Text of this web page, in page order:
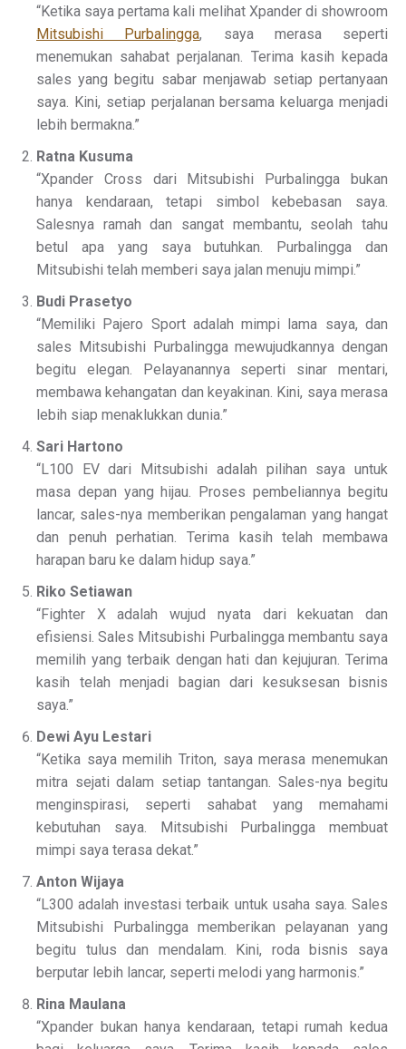
“Ketika saya pertama kali melihat Xpander di showroom
Mitsubishi Purbalingga, saya merasa seperti
menemukan sahabat perjalanan. Terima kasih kepada
sales yang begitu sabar menjawab setiap pertanyaan
saya. Kini, setiap perjalanan bersama keluarga menjadi
lebih bermakna.”
Ratna Kusuma
“Xpander Cross dari Mitsubishi Purbalingga bukan
hanya kendaraan, tetapi simbol kebebasan saya.
Salesnya ramah dan sangat membantu, seolah tahu
betul apa yang saya butuhkan. Purbalingga dan
Mitsubishi telah memberi saya jalan menuju mimpi.”
Budi Prasetyo
“Memiliki Pajero Sport adalah mimpi lama saya, dan
sales Mitsubishi Purbalingga mewujudkannya dengan
begitu elegan. Pelayanannya seperti sinar mentari,
membawa kehangatan dan keyakinan. Kini, saya merasa
lebih siap menaklukkan dunia.”
Sari Hartono
“L100 EV dari Mitsubishi adalah pilihan saya untuk
masa depan yang hijau. Proses pembeliannya begitu
lancar, sales-nya memberikan pengalaman yang hangat
dan penuh perhatian. Terima kasih telah membawa
harapan baru ke dalam hidup saya.”
Riko Setiawan
“Fighter X adalah wujud nyata dari kekuatan dan
efisiensi. Sales Mitsubishi Purbalingga membantu saya
memilih yang terbaik dengan hati dan kejujuran. Terima
kasih telah menjadi bagian dari kesuksesan bisnis
saya.”
Dewi Ayu Lestari
“Ketika saya memilih Triton, saya merasa menemukan
mitra sejati dalam setiap tantangan. Sales-nya begitu
menginspirasi, seperti sahabat yang memahami
kebutuhan saya. Mitsubishi Purbalingga membuat
mimpi saya terasa dekat.”
Anton Wijaya
“L300 adalah investasi terbaik untuk usaha saya. Sales
Mitsubishi Purbalingga memberikan pelayanan yang
begitu tulus dan mendalam. Kini, roda bisnis saya
berputar lebih lancar, seperti melodi yang harmonis.”
Rina Maulana
“Xpander bukan hanya kendaraan, tetapi rumah kedua